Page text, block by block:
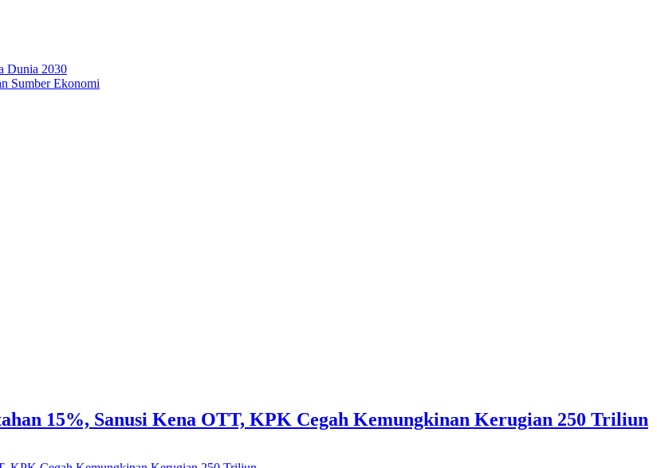
Dunia 2030
Sumber Ekonomi
15%, Sanusi Kena OTT, KPK Cegah Kemungkinan Kerugian 250 Triliun